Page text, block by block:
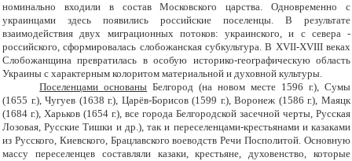
номинально входили в состав Московского царства. Одновременно с
украинцами здесь появились российские поселенцы. В результате
взаимодействия двух миграционных потоков: украинского, и с севера -
российского, сформировалась слобожанская субкультура. В XVII-XVIII веках
Слобожанщина превратилась в особую историко-географическую область
Украины с характерным колоритом материальной и духовной культуры.
Поселенцами основаны Белгород (на новом месте 1596 г.), Сумы
(1655 г.), Чугуев (1638 г.), Царёв-Борисов (1599 г.), Воронеж (1586 г.), Маяцк
(1684 г.), Харьков (1654 г.), все города Белгородской засечной черты, Русская
Лозовая, Русские Тишки и др.), так и переселенцами-крестьянами и казаками
из Русского, Киевского, Брацлавского воеводств Речи Посполитой. Основную
массу переселенцев составляли казаки, крестьяне, духовенство, которые